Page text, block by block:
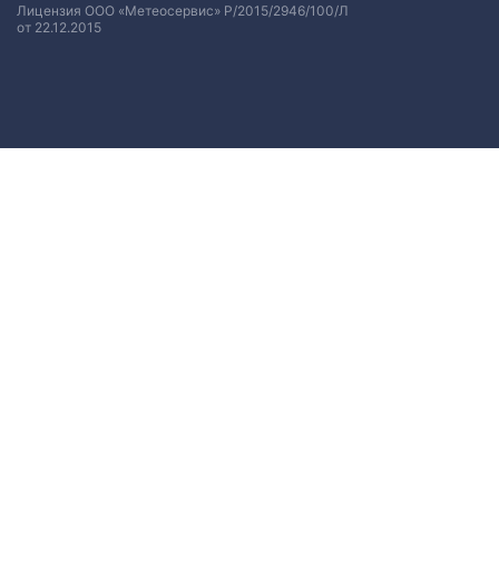
Лицензия ООО «Метеосервис» Р/2015/2946/100/Л
от 22.12.2015